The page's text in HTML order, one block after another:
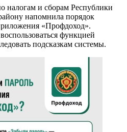
налогам и сборам Республики
напомнила порядок
«Профдоход».
функцией
подсказкам системы.